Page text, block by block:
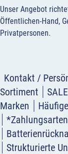
Unser Angebot
Öffentlichen-Hand,
Privatpersonen.
Kontakt /
Sortiment
SALE
Marken
*Zahlungsarten
Strukturierte